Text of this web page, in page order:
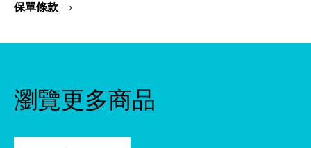
保單條款
瀏覽更多商品